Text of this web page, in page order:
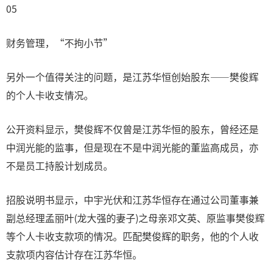
05
财务管理，“不拘小节”
另外一个值得关注的问题，是江苏华恒创始股东——樊俊辉
的个人卡收支情况。
公开资料显示，樊俊辉不仅曾是江苏华恒的股东，曾经还是
中润光能的监事，但是现在不是中润光能的董监高成员，亦
不是员工持股计划成员。
招股说明书显示，中宇光伏和江苏华恒存在通过公司董事兼
副总经理孟丽叶(龙大强的妻子)之母亲邓文英、原监事樊俊辉
等个人卡收支款项的情况。匹配樊俊辉的职务，他的个人收
支款项内容估计存在江苏华恒。